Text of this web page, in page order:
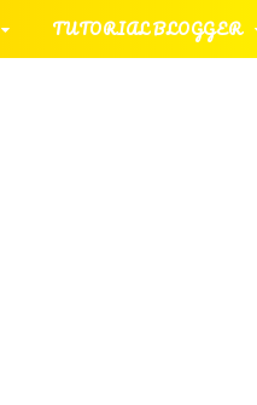
TUTORIAL BLOGGER